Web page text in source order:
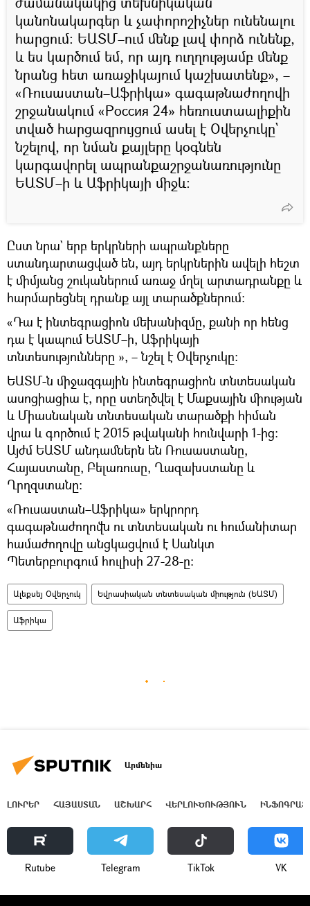
կանոնակարգեր և չափորոշիչներ ունենալու
հարցում։ ԵԱՏՄ–ում մենք լավ փորձ ունենք,
և ես կարծում եմ, որ այդ ուղղությամբ մենք
նրանց հետ առաջիկայում կաշխատենք», –
«Ռուսաստան–Աֆրիկա» գագաթնաժողովի
շրջանակում «Россия 24» հեռուստաալիքին
տված հարցազրույցում ասել է Օվերչուկը`
նշելով, որ նման քայլերը կօգնեն
կարգավորել ապրանքաշրջանառությունը
ԵԱՏՄ–ի և Աֆրիկայի միջև։
Ըստ նրա` երբ երկրների ապրանքները
ստանդարտացված են, այդ երկրներին ավելի հեշտ
է միմյանց շուկաներում առաջ մղել արտադրանքը և
հարմարեցնել դրանք այլ տարածքներում։
«Դա է ինտեգրացիոն մեխանիզմը, քանի որ հենց
դա է կապում ԵԱՏՄ–ի, Աֆրիկայի
տնտեսությունները », – նշել է Օվերչուկը։
ԵԱՏՄ-ն միջազգային ինտեգրացիոն տնտեսական
ասոցիացիա է, որը ստեղծվել է Մաքսային միության
և Միասնական տնտեսական տարածքի հիման
վրա և գործում է 2015 թվականի հունվարի 1-ից։
Այժմ ԵԱՏՄ անդամներն են Ռուսաստանը,
Հայաստանը, Բելառուսը, Ղազախստանը և
Ղրղզստանը։
«Ռուսաստան–Աֆրիկա» երկրորդ
գագաթնաժողովն ու տնտեսական ու հումանիտար
համաժողովը անցկացվում է Սանկտ
Պետերբուրգում հուլիսի 27-28-ը։
Ալեքսեյ Օվերչուկ Եվրասիական տնտեսական միություն (ԵԱՏՄ)
Աֆրիկա
Արմենիա
ԼՈՒՐԵՐ ՀԱՅԱՍՏԱՆ ԱՇԽԱՐՀ ՎԵՐԼՈՒԾՈՒԹՅՈՒՆ
Rutube Telegram ТikТоk VK